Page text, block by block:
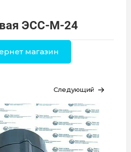
ЭСС-М-24
магазин
Следующий